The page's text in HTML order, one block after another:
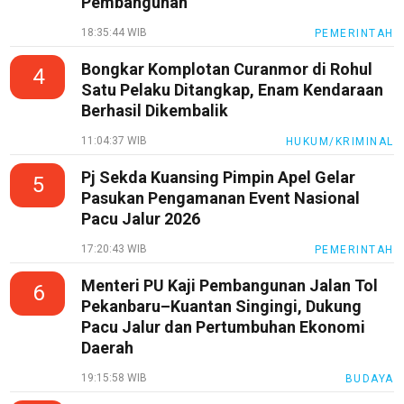
18:35:44 WIB PEMERINTAH
4
Bongkar Komplotan Curanmor di Rohul
Satu Pelaku Ditangkap, Enam Kendaraan
Berhasil Dikembalik
11:04:37 WIB HUKUM/KRIMINAL
5
Pj Sekda Kuansing Pimpin Apel Gelar
Pasukan Pengamanan Event Nasional
Pacu Jalur 2026
17:20:43 WIB PEMERINTAH
6
Menteri PU Kaji Pembangunan Jalan Tol
Pekanbaru–Kuantan Singingi, Dukung
Pacu Jalur dan Pertumbuhan Ekonomi
Daerah
19:15:58 WIB BUDAYA